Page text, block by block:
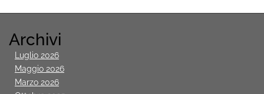
Archivi
Luglio 2026
Maggio 2026
Marzo 2026